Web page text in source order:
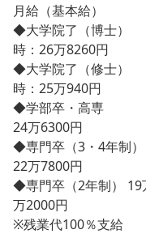
月給（基本給）
◆大学院了（博士）
時：26万8260円
◆大学院了（修士）
時：25万940円
◆学部卒・高専 21
24万6300円
◆専門卒（3・4年制
22万7800円
◆専門卒（2年制）
万2000円
※残業代100％支給